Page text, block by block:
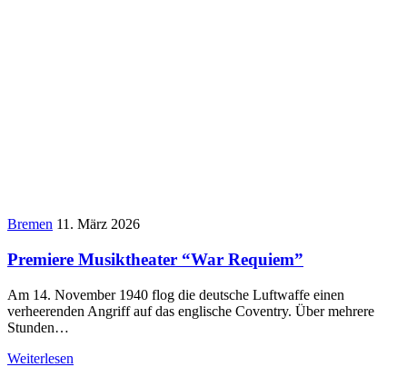
Bremen 11. März 2026
Premiere Musiktheater “War Requiem”
Am 14. November 1940 flog die deutsche Luftwaffe einen
verheerenden Angriff auf das englische Coventry. Über mehrere
Stunden…
Weiterlesen